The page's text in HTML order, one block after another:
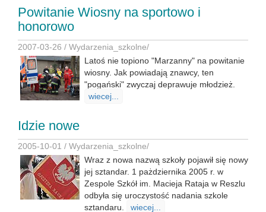
Powitanie Wiosny na sportowo i
honorowo
2007-03-26 / Wydarzenia_szkolne/
Latoś nie topiono "Marzanny" na powitanie
wiosny. Jak powiadają znawcy, ten
"pogański" zwyczaj deprawuje młodzież.
wiecej...
Idzie nowe
2005-10-01 / Wydarzenia_szkolne/
Wraz z nowa nazwą szkoły pojawił się nowy
jej sztandar. 1 pażdziernika 2005 r. w
Zespole Szkół im. Macieja Rataja w Reszlu
odbyła się uroczystość nadania szkole
sztandaru.
wiecej...